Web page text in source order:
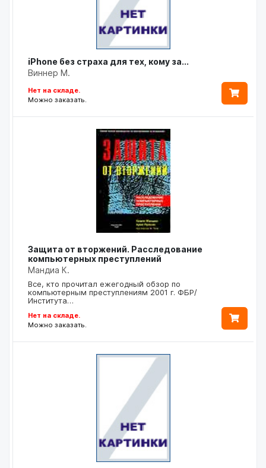
iPhone без страха для тех, кому за...
Виннер М.
Нет на складе.
Можно заказать.
Защита от вторжений. Расследование
компьютерных преступлений
Мандиа К.
Все, кто прочитал ежегодный обзор по
компьютерным преступлениям 2001 г. ФБР/
Института…
Нет на складе.
Можно заказать.